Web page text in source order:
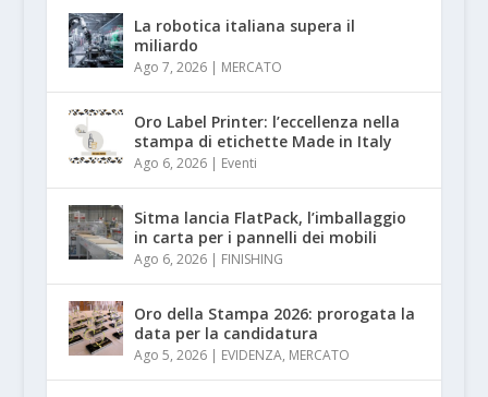
La robotica italiana supera il
miliardo
Ago 7, 2026| MERCATO
Oro Label Printer: l’eccellenza nella
stampa di etichette Made in Italy
Ago 6, 2026| Eventi
Sitma lancia FlatPack, l’imballaggio
in carta per i pannelli dei mobili
Ago 6, 2026| FINISHING
Oro della Stampa 2026: prorogata la
data per la candidatura
Ago 5, 2026| EVIDENZA, MERCATO